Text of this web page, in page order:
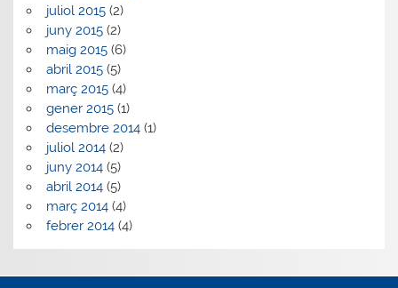
juliol 2015(2)
juny 2015(2)
maig 2015(6)
abril 2015(5)
març 2015(4)
gener 2015(1)
desembre 2014(1)
juliol 2014(2)
juny 2014(5)
abril 2014(5)
març 2014(4)
febrer 2014(4)